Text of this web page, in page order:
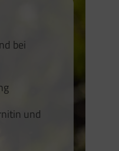
bei
und